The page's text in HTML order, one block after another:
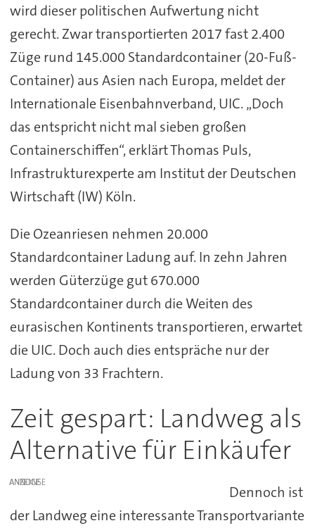
wird dieser politischen Aufwertung nicht
gerecht. Zwar transportierten 2017 fast 2.400
Züge rund 145.000 Standardcontainer (20-Fuß-
Container) aus Asien nach Europa, meldet der
Internationale Eisenbahnverband, UIC. „Doch
das entspricht nicht mal sieben großen
Containerschiffen“, erklärt Thomas Puls,
Infrastrukturexperte am Institut der Deutschen
Wirtschaft (IW) Köln.
Die Ozeanriesen nehmen 20.000
Standardcontainer Ladung auf. In zehn Jahren
werden Güterzüge gut 670.000
Standardcontainer durch die Weiten des
eurasischen Kontinents transportieren, erwartet
die UIC. Doch auch dies entspräche nur der
Ladung von 33 Frachtern.
Zeit gespart: Landweg als
Alternative für Einkäufer
ANZEIGE
Dennoch ist
der Landweg eine interessante Transportvariante